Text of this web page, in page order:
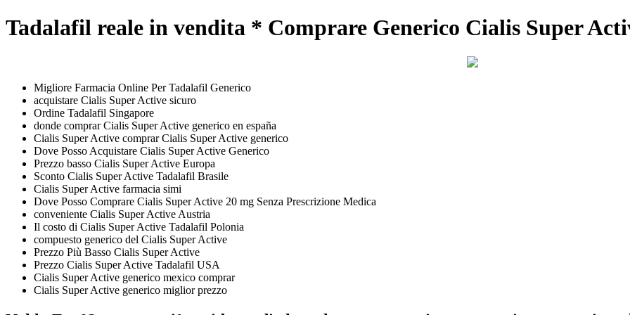
Tadalafil reale in vendita * Comprare Generico Cialis Super
Migliore Farmacia Online Per Tadalafil Generico
acquistare Cialis Super Active sicuro
Ordine Tadalafil Singapore
donde comprar Cialis Super Active generico en españa
Cialis Super Active comprar Cialis Super Active generico
Dove Posso Acquistare Cialis Super Active Generico
Prezzo basso Cialis Super Active Europa
Sconto Cialis Super Active Tadalafil Brasile
Cialis Super Active farmacia simi
Dove Posso Comprare Cialis Super Active 20 mg Senza Prescrizione Medica
conveniente Cialis Super Active Austria
Il costo di Cialis Super Active Tadalafil Polonia
compuesto generico del Cialis Super Active
Prezzo Più Basso Cialis Super Active
Prezzo Cialis Super Active Tadalafil USA
Cialis Super Active generico mexico comprar
Cialis Super Active generico miglior prezzo